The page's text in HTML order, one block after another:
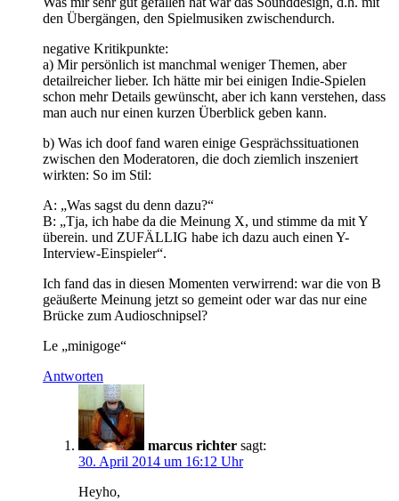
den Übergängen, den Spielmusiken zwischendurch.
negative Kritikpunkte:
a) Mir persönlich ist manchmal weniger Themen, aber
detailreicher lieber. Ich hätte mir bei einigen Indie-Spielen
schon mehr Details gewünscht, aber ich kann verstehen, dass
man auch nur einen kurzen Überblick geben kann.
b) Was ich doof fand waren einige Gesprächssituationen
zwischen den Moderatoren, die doch ziemlich inszeniert
wirkten: So im Stil:
A: „Was sagst du denn dazu?“
B: „Tja, ich habe da die Meinung X, und stimme da mit Y
überein. und ZUFÄLLIG habe ich dazu auch einen Y-
Interview-Einspieler“.
Ich fand das in diesen Momenten verwirrend: war die von B
geäußerte Meinung jetzt so gemeint oder war das nur eine
Brücke zum Audioschnipsel?
Le „minigoge“
Antworten
marcus richter sagt:
30. April 2014 um 16:12 Uhr
Heyho,